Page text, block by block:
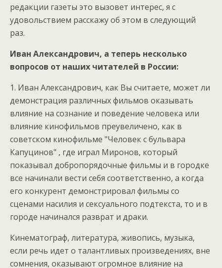
редакции газеты это вызовет интерес, я с
удовольствием расскажу об этом в следующий
раз.
Иван Александрович, а теперь несколько
вопросов от наших читателей в России:
1. Иван Александрович, кaк Вы считаете, может ли
демонстрация различныx фильмов оказывать
влияние на сознание и поведение человека или
влияние кинофильмов преувеличено, как в
советском кинофильме "Человек с бульвара
Капуцинов" , где играл Миронов, который
показывал добропорядочные фильмы и в городке
все начинали вести себя соответственно, а когда
его конкурент демонстрировал фильмы со
сценами насилия и сексуального подтекста, то и в
городе начинался разврат и драки.
Кинематограф, литература, живопись, музыка,
если речь идет о талантливых произведениях, вне
сомнения, оказывают огромное влияние на